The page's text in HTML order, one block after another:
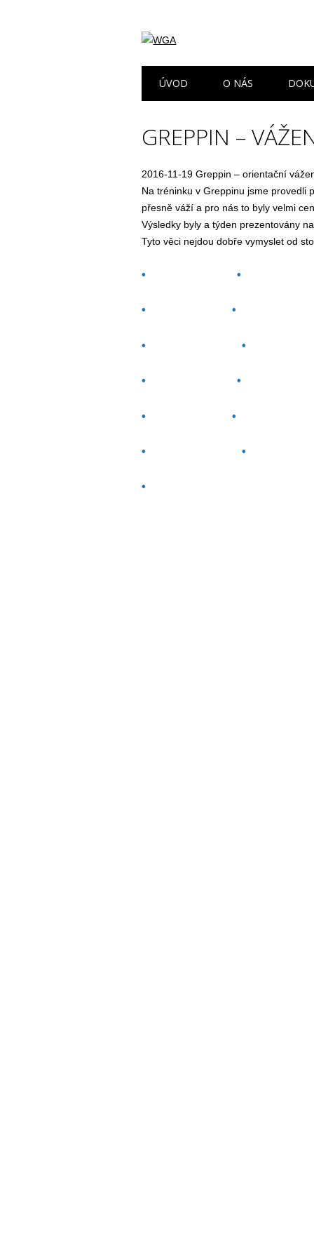
Hlavní
ÚVOD O NÁS
GREPPIN –
2016-11-19 Greppin – orientační
Na tréninku v Greppinu jsme provedli
přesně váží a pro nás to byly velmi
Výsledky byly a týden prezentovány
Tyto věci nejdou dobře vymyslet od